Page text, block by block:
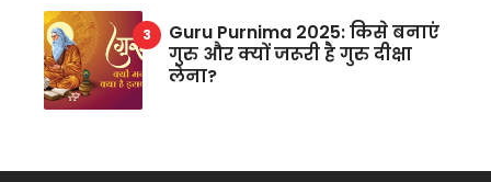
Guru Purnima 2025: किसे बनाएं
गुरु और क्यों जरूरी है गुरु दीक्षा
लेना?